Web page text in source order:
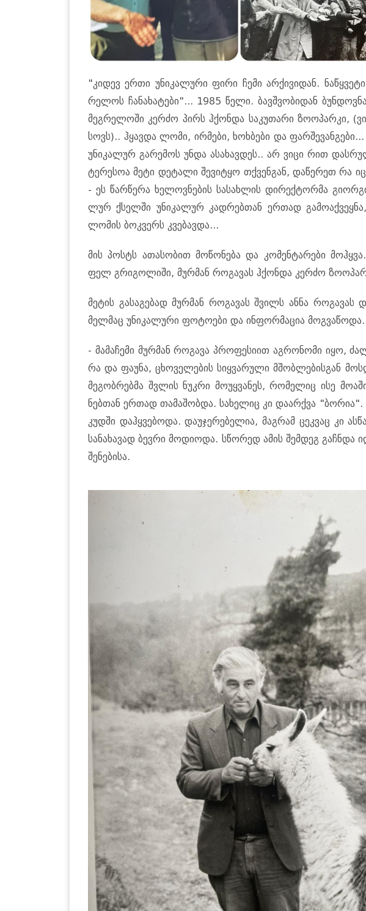
"კი­დევ ერთი უნი­კა­ლუ­რი ფირი ჩემი არ­ქი­ვი­დან.
რე­ლოს ჩა­ნა­ხა­ტე­ბი"... 1985 წელი. ბავ­შვო­ბი­დან
მეგ­რე­ლო­ში კერ­ძო პირს ჰქონ­და სა­კუ­თა­რი ზო­ო­პარ­კი,
სოვს).. ჰყავ­და ლომი, ირ­მე­ბი, ხოხ­ბე­ბი და
უნი­კა­ლურ გა­რე­მოს უნდა ასა­ხავ­დეს.. არ ვიცი რით
ტე­რე­სოა მეტი დე­ტა­ლი შე­ვი­ტყო თქვენ­გან, და­წე­რეთ რა
- ეს წარ­წე­რა ხე­ლოვ­ნე­ბის სა­სახ­ლის დი­რექ­ტორ­მა
ლურ ქსელ­ში უნი­კა­ლურ კად­რებ­თან ერ­თად
ლო­მის ბოკ­ვერს კვე­ბავ­და...
მის პოსტს ათა­სო­ბით მო­წო­ნე­ბა და კო­მენ­ტა­რე­ბი
ფელ გრი­გო­ლი­ში, მურ­მან რო­გა­ვას ჰქონ­და კერ­ძო
მე­ტის გა­სა­გე­ბად მურ­მან რო­გა­ვას შვილს ანნა
მელ­მაც უნი­კა­ლუ­რი ფო­ტო­ე­ბი და ინ­ფორ­მა­ცია
- მა­მა­ჩე­მი მურ­მან რო­გა­ვა პრო­ფე­სი­ით აგ­რო­ნო­მი იყო,
რა და ფა­უ­ნა, ცხო­ვე­ლე­ბის სიყ­ვა­რუ­ლი მშობ­ლე­ბის­გან
მე­გობ­რებ­მა შვლის ნუკ­რი მო­უყ­ვა­ნეს, რო­მე­ლიც ისე
ნებ­თან ერ­თად თა­მა­შობ­და. სა­ხე­ლიც კი და­არ­ქვა "ბო­რია".
კუდ­ში დაჰ­ყვე­ბო­და. და­უ­ჯე­რე­ბე­ლია, მაგ­რამ ცეკ­ვაც კი
სა­ნა­ხა­ვად ბევ­რი მო­დი­ო­და. სწო­რედ ამის შემ­დეგ გაჩ­ნდა
შე­ნე­ბი­სა.